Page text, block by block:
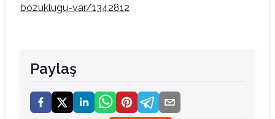
bozuklugu-var/1342812
Paylaş